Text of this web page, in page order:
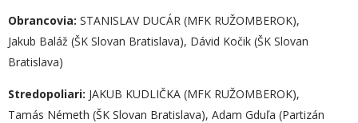
Obrancovia: STANISLAV DUCÁR (MFK RUŽOMBEROK),
Jakub Baláž (ŠK Slovan Bratislava), Dávid Kočik (ŠK Slovan
Bratislava)
Stredopoliari: JAKUB KUDLIČKA (MFK RUŽOMBEROK),
Tamás Németh (ŠK Slovan Bratislava), Adam Gduľa (Partizán